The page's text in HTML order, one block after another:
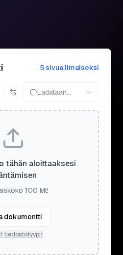
5 sivua ilmaiseksi
Ladataan...
tähän aloittaaksesi
100 Mt!
dokumentti
tiedostotyypit